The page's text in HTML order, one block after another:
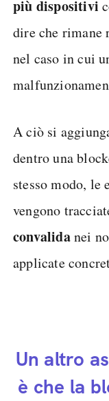
più dispositivi
dire che rimane
nel caso in cui
A ciò si
dentro una
stesso modo, le
vengono
convalidanei
applicate
Un altro
è che la